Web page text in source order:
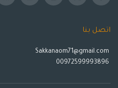
اتصل بنا
Sakkanaom71@gmail.com